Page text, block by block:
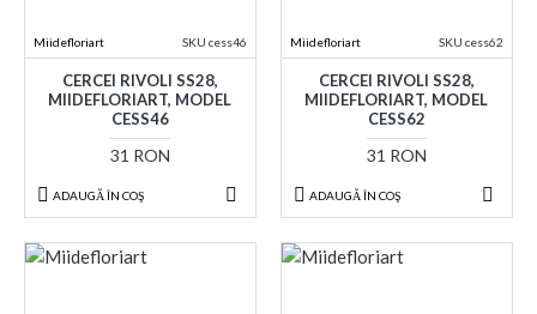
Miidefloriart SKU cess46
CERCEI RIVOLI SS28,
MIIDEFLORIART, MODEL
CESS46
31 RON
ADAUGĂ ÎN COŞ
Miidefloriart SKU cess62
CERCEI RIVOLI SS28,
MIIDEFLORIART, MODEL
CESS62
31 RON
ADAUGĂ ÎN COŞ